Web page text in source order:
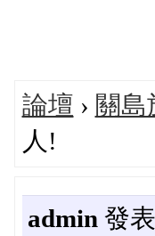
論壇 › 關島
人!
admin 發